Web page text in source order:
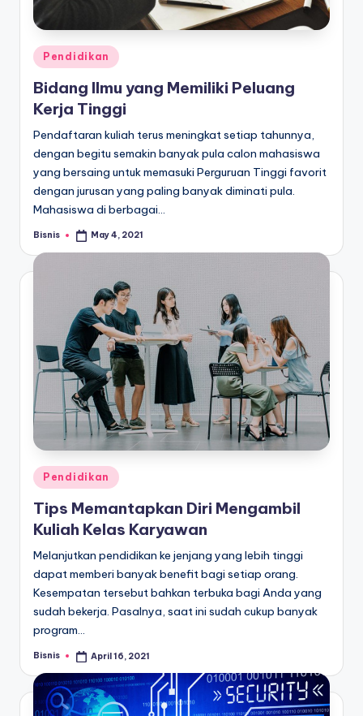
Posted
in
Pendidikan
Bidang Ilmu yang Memiliki Peluang
Kerja Tinggi
Pendaftaran kuliah terus meningkat setiap tahunnya,
dengan begitu semakin banyak pula calon mahasiswa
yang bersaing untuk memasuki Perguruan Tinggi favorit
dengan jurusan yang paling banyak diminati pula.
Mahasiswa di berbagai…
Posted
Bisnis May 4, 2021
Posted
in
Pendidikan
Tips Memantapkan Diri Mengambil
Kuliah Kelas Karyawan
Melanjutkan pendidikan ke jenjang yang lebih tinggi
dapat memberi banyak benefit bagi setiap orang.
Kesempatan tersebut bahkan terbuka bagi Anda yang
sudah bekerja. Pasalnya, saat ini sudah cukup banyak
program…
Posted
Bisnis April 16, 2021